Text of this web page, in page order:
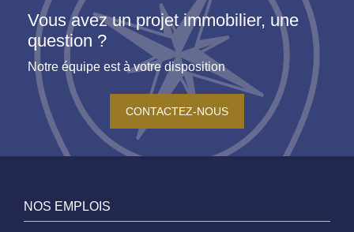
Vous avez un projet immobilier, une
question ?
Notre équipe est à votre disposition
CONTACTEZ-NOUS
NOS EMPLOIS